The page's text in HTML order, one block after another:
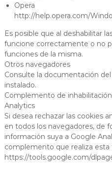
Opera
http://help.opera.com/
Es posible que al deshabilitar
funcione correctamente o no
funciones de la misma.
Otros navegadores
Consulte la documentación
instalado.
Complemento de
Analytics
Si desea rechazar las cookies
en todos los navegadores, de
información suya a Google
complemento que realiza
https://tools.google.com/